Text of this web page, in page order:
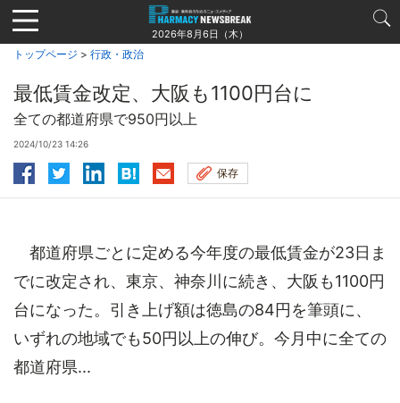
Jump
to
navigation
2026年8月6日（木）
トップページ > 行政・政治
最低賃金改定、大阪も1100円台に
全ての都道府県で950円以上
2024/10/23 14:26
保存
都道府県ごとに定める今年度の最低賃金が23日ま
でに改定され、東京、神奈川に続き、大阪も1100円
台になった。引き上げ額は徳島の84円を筆頭に、
いずれの地域でも50円以上の伸び。今月中に全ての
都道府県...